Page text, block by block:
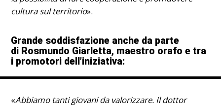
cultura sul territorio».
Grande soddisfazione anche da parte
di Rosmundo Giarletta, maestro orafo e tra
i promotori dell’iniziativa:
«Abbiamo tanti giovani da valorizzare. Il dottor